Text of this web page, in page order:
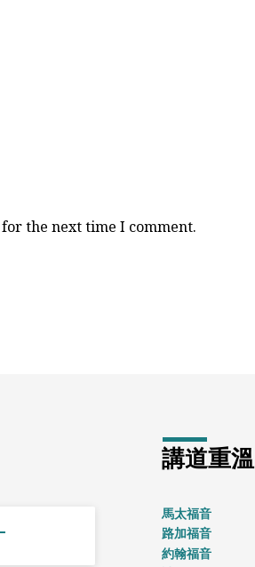
the next time I comment.
講道重溫
馬太福音
路加福音
約翰福音